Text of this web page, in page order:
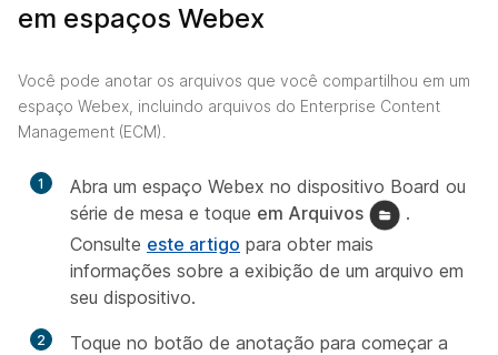
em espaços Webex
Você pode anotar os arquivos que você compartilhou em um
espaço Webex, incluindo arquivos do Enterprise Content
Management (ECM).
1
Abra um espaço Webex no dispositivo Board ou
série de mesa e toque em Arquivos
.
Consulte este artigo para obter mais
informações sobre a exibição de um arquivo em
seu dispositivo.
2
Toque no botão de anotação para começar a